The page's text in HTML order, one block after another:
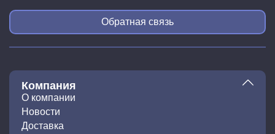
Обратная связь
Компания
О компании
Новости
Доставка